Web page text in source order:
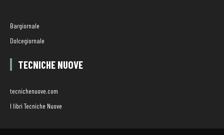
Bargiornale
Dolcegiornale
TECNICHE NUOVE
tecnichenuove.com
I libri Tecniche Nuove